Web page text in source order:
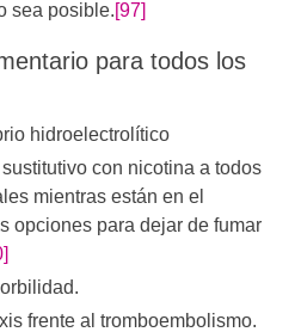
sea posible.[97]
para todos los
hidroelectrolítico
con nicotina a todos
mientras están en el
opciones para dejar de fumar
frente al tromboembolismo.